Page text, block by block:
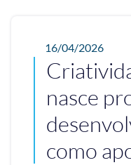
16/04/2026
nasce
como